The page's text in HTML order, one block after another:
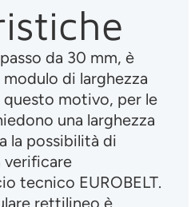
da 30 mm, è
di larghezza
questo motivo, per le
una larghezza
la possibilità di
verificare
tecnico EUROBELT.
rettilineo è